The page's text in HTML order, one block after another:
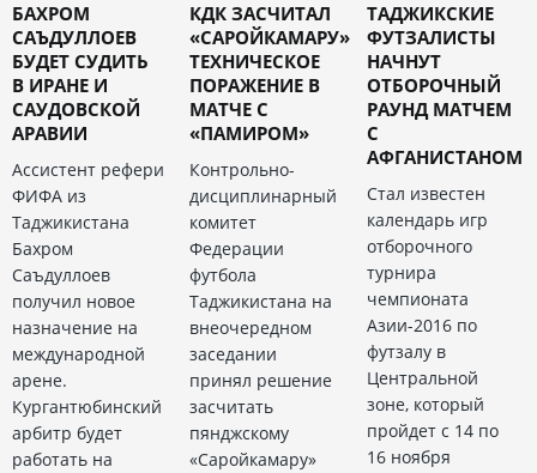
БАХРОМ
САЪДУЛЛОЕВ
БУДЕТ СУДИТЬ
В ИРАНЕ И
САУДОВСКОЙ
АРАВИИ
Ассистент рефери
ФИФА из
Таджикистана
Бахром
Саъдуллоев
получил новое
назначение на
международной
арене.
Кургантюбинский
арбитр будет
работать на
КДК ЗАСЧИТАЛ
«САРОЙКАМАРУ»
ТЕХНИЧЕСКОЕ
ПОРАЖЕНИЕ В
МАТЧЕ С
«ПАМИРОМ»
Контрольно-
дисциплинарный
комитет
Федерации
футбола
Таджикистана на
внеочередном
заседании
принял решение
засчитать
пянджскому
«Саройкамару»
ТАДЖИКСКИЕ
ФУТЗАЛИСТЫ
НАЧНУТ
ОТБОРОЧНЫЙ
РАУНД МАТЧЕМ
С
АФГАНИСТАНОМ
Стал известен
календарь игр
отборочного
турнира
чемпионата
Азии-2016 по
футзалу в
Центральной
зоне, который
пройдет с 14 по
16 ноября